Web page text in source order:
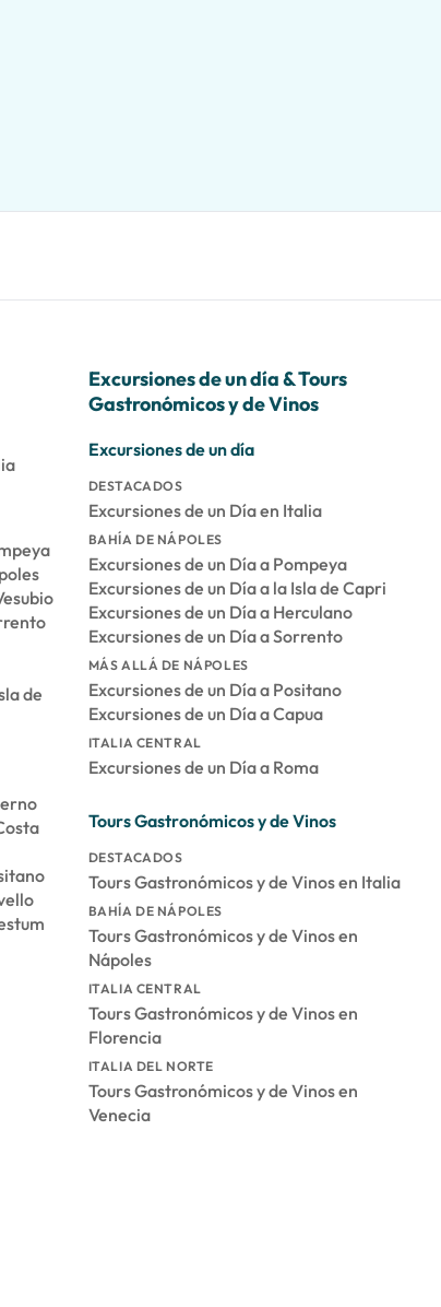
de
Excursiones de un día & Tours
Gastronómicos y de Vinos
Excursiones de un día
DESTACADOS
Excursiones de un Día en Italia
BAHÍA DE NÁPOLES
Excursiones de un Día a Pompeya
Excursiones de un Día a la Isla de Capri
Excursiones de un Día a Herculano
Excursiones de un Día a Sorrento
MÁS ALLÁ DE NÁPOLES
Excursiones de un Día a Positano
Excursiones de un Día a Capua
ITALIA CENTRAL
Excursiones de un Día a Roma
Tours Gastronómicos y de Vinos
DESTACADOS
Tours Gastronómicos y de Vinos en Italia
BAHÍA DE NÁPOLES
Tours Gastronómicos y de Vinos en
Nápoles
ITALIA CENTRAL
Tours Gastronómicos y de Vinos en
Florencia
ITALIA DEL NORTE
Tours Gastronómicos y de Vinos en
Venecia